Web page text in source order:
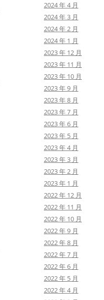
2024 年 4 月
2024 年 3 月
2024 年 2 月
2024 年 1 月
2023 年 12 月
2023 年 11 月
2023 年 10 月
2023 年 9 月
2023 年 8 月
2023 年 7 月
2023 年 6 月
2023 年 5 月
2023 年 4 月
2023 年 3 月
2023 年 2 月
2023 年 1 月
2022 年 12 月
2022 年 11 月
2022 年 10 月
2022 年 9 月
2022 年 8 月
2022 年 7 月
2022 年 6 月
2022 年 5 月
2022 年 4 月